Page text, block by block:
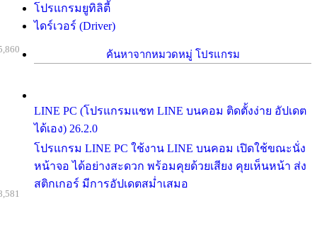
โปรแกรมยูทิลิตี้
ไดร์เวอร์ (Driver)
ค้นหาจากหมวดหมู่ โปรแกรม
LINE PC (โปรแกรมแชท LINE บนคอม ติดตั้งง่าย อัปเดต
ได้เอง) 26.2.0
โปรแกรม LINE PC ใช้งาน LINE บนคอม เปิดใช้ขณะนั่ง
หน้าจอ ได้อย่างสะดวก พร้อมคุยด้วยเสียง คุยเห็นหน้า ส่ง
สติกเกอร์ มีการอัปเดตสม่ำเสมอ